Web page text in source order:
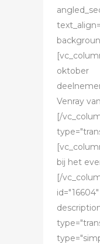
oktober
Venray
[/
bij het
[/